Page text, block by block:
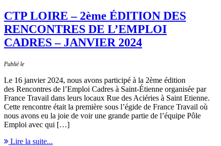
CTP LOIRE – 2ème ÉDITION DES
RENCONTRES DE L’EMPLOI
CADRES – JANVIER 2024
Publié le
Le 16 janvier 2024, nous avons participé à la 2ème édition
des Rencontres de l’Emploi Cadres à Saint-Étienne organisée par
France Travail dans leurs locaux Rue des Aciéries à Saint Etienne.
Cette rencontre était la première sous l’égide de France Travail où
nous avons eu la joie de voir une grande partie de l’équipe Pôle
Emploi avec qui […]
Lire la suite...